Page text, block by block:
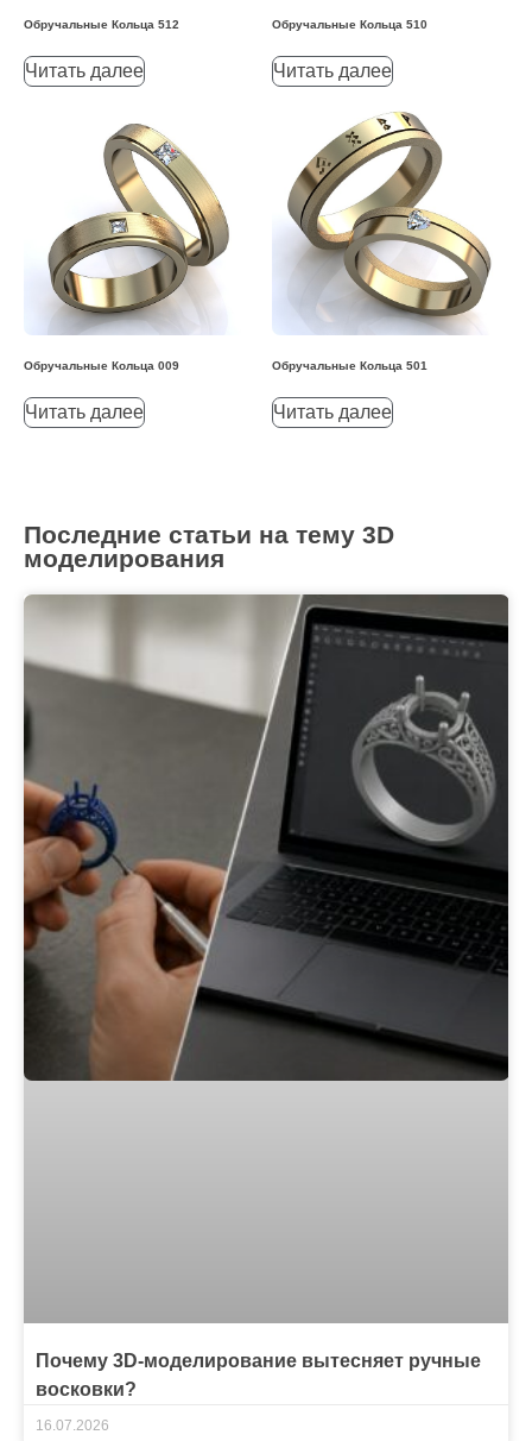
Обручальные Кольца 512
Читать далее
Обручальные Кольца 510
Читать далее
Обручальные Кольца 009
Читать далее
Обручальные Кольца 501
Читать далее
Последние статьи на тему 3D
моделирования
Почему 3D-моделирование вытесняет ручные
восковки?
16.07.2026